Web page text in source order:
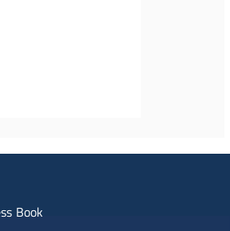
portale
Book